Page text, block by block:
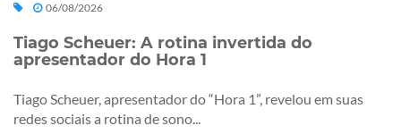
06/08/2026
Tiago Scheuer: A rotina invertida do
apresentador do Hora 1
Tiago Scheuer, apresentador do “Hora 1”, revelou em suas
redes sociais a rotina de sono...